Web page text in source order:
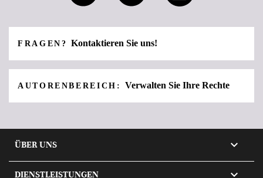
FRAGEN?Kontaktieren Sie uns!
AUTORENBEREICH: Verwalten Sie Ihre Rechte
ÜBER UNS 
DIENSTLEISTUNGEN 